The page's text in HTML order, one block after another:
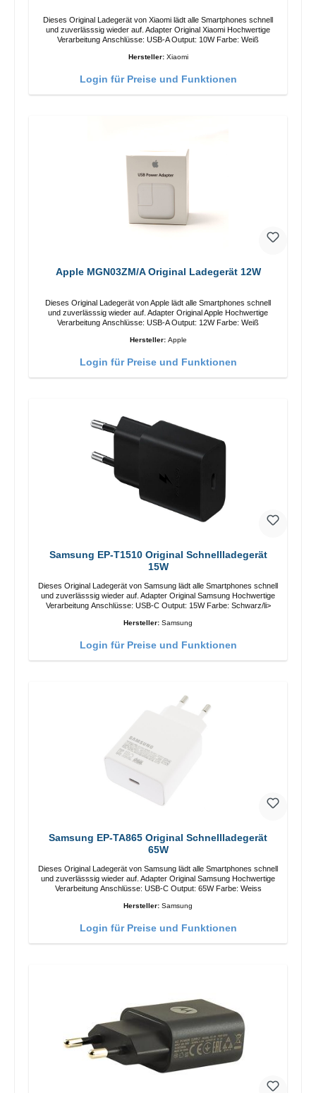
Dieses Original Ladegerät von Xiaomi lädt alle Smartphones schnell
und zuverlässsig wieder auf. Adapter Original Xiaomi Hochwertige
Verarbeitung Anschlüsse: USB-A Output: 10W Farbe: Weiß
Hersteller: Xiaomi
Login für Preise und Funktionen
Apple MGN03ZM/A Original Ladegerät 12W
Dieses Original Ladegerät von Apple lädt alle Smartphones schnell
und zuverlässsig wieder auf. Adapter Original Apple Hochwertige
Verarbeitung Anschlüsse: USB-A Output: 12W Farbe: Weiß
Hersteller: Apple
Login für Preise und Funktionen
Samsung EP-T1510 Original Schnellladegerät
15W
Dieses Original Ladegerät von Samsung lädt alle Smartphones schnell
und zuverlässsig wieder auf. Adapter Original Samsung Hochwertige
Verarbeitung Anschlüsse: USB-C Output: 15W Farbe: Schwarz/li>
Hersteller: Samsung
Login für Preise und Funktionen
Samsung EP-TA865 Original Schnellladegerät
65W
Dieses Original Ladegerät von Samsung lädt alle Smartphones schnell
und zuverlässsig wieder auf. Adapter Original Samsung Hochwertige
Verarbeitung Anschlüsse: USB-C Output: 65W Farbe: Weiss
Hersteller: Samsung
Login für Preise und Funktionen